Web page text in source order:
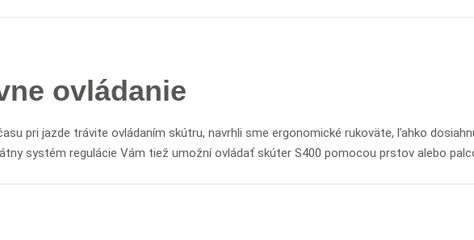
ovládanie
pri jazde trávite ovládaním skútru, navrhli sme ergonomické rukoväte, ľahko
systém regulácie Vám tiež umožní ovládať skúter S400 pomocou prstov alebo